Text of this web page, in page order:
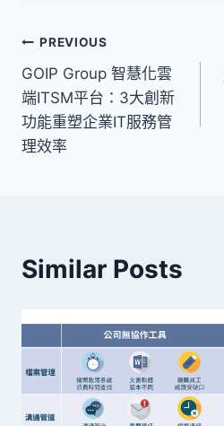
文
章
導
覽
PREVIOUS
GOIP Group 智慧化雲
端ITSM平台：3大創新
功能重塑企業IT服務管
理效率
Similar Posts